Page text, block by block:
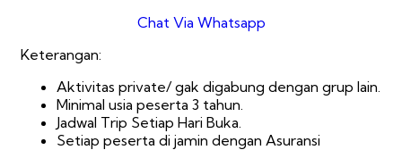
Chat Via Whatsapp
Keterangan:
Aktivitas private/ gak digabung dengan grup lain.
Minimal usia peserta 3 tahun.
Jadwal Trip Setiap Hari Buka.
Setiap peserta di jamin dengan Asuransi